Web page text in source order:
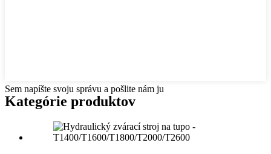
Sem napíšte svoju správu a pošlite nám ju
Kategórie produktov